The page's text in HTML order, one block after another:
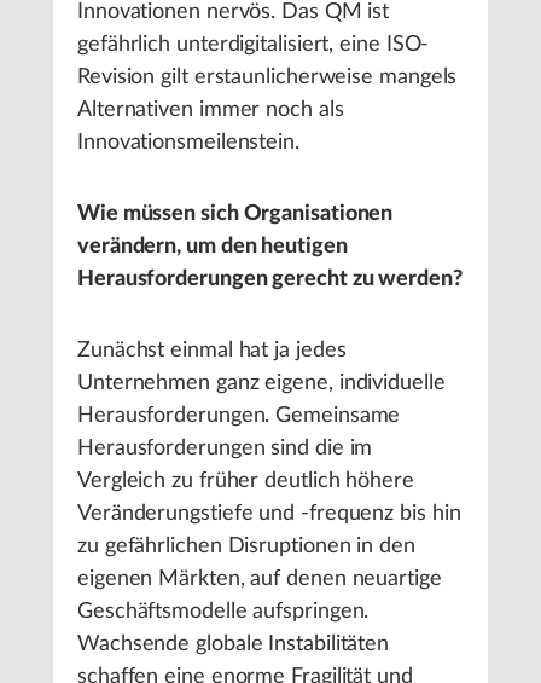
Innovationen nervös. Das QM ist
gefährlich unterdigitalisiert, eine ISO-
Revision gilt erstaunlicherweise mangels
Alternativen immer noch als
Innovationsmeilenstein.
Wie müssen sich Organisationen
verändern, um den heutigen
Herausforderungen gerecht zu werden?
Zunächst einmal hat ja jedes
Unternehmen ganz eigene, individuelle
Herausforderungen. Gemeinsame
Herausforderungen sind die im
Vergleich zu früher deutlich höhere
Veränderungstiefe und -frequenz bis hin
zu gefährlichen Disruptionen in den
eigenen Märkten, auf denen neuartige
Geschäftsmodelle aufspringen.
Wachsende globale Instabilitäten
schaffen eine enorme Fragilität und